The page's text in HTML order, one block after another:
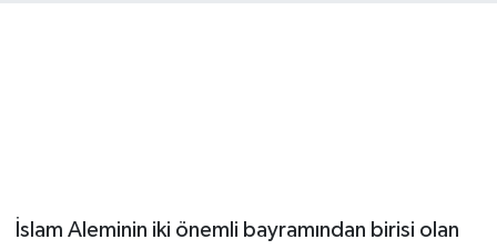
İslam Aleminin iki önemli bayramından birisi olan